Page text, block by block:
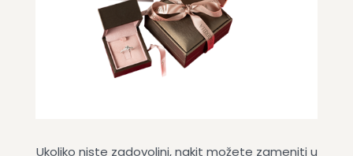
Ukoliko niste zadovoljni, nakit možete zameniti u